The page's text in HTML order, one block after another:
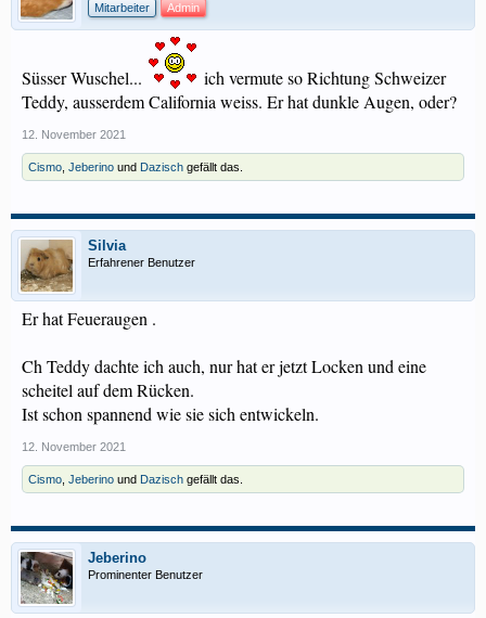
Mitarbeiter
Admin
Süsser Wuschel...
ich vermute so Richtung Schweizer
Teddy, ausserdem California weiss. Er hat dunkle Augen, oder?
12. November 2021
Cismo Jeberino und Dazisch gefällt das.
Silvia
Erfahrener Benutzer
Er hat Feueraugen .
Ch Teddy dachte ich auch, nur hat er jetzt Locken und eine
scheitel auf dem Rücken.
Ist schon spannend wie sie sich entwickeln.
12. November 2021
Cismo Jeberino und Dazisch gefällt das.
Jeberino
Prominenter Benutzer